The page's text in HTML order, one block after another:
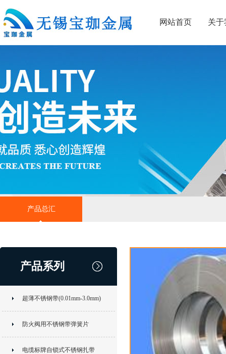
网站首页 关于
产品总汇
产品系列
超薄不锈钢带(0.01mm-3.0mm)
防火阀用不锈钢带弹簧片
电缆标牌自锁式不锈钢扎带